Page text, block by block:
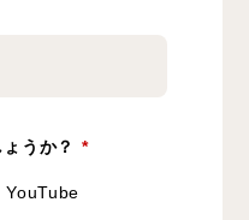
うか？ *
YouTube